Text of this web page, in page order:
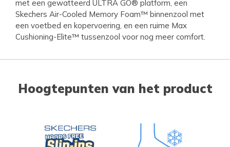
met een gewatteerd ULTRA GO® platform, een
Skechers Air-Cooled Memory Foam™ binnenzool met
een voetbed en kopervoering, en een ruime Max
Cushioning-Elite™ tussenzool voor nog meer comfort.
Hoogtepunten van het product